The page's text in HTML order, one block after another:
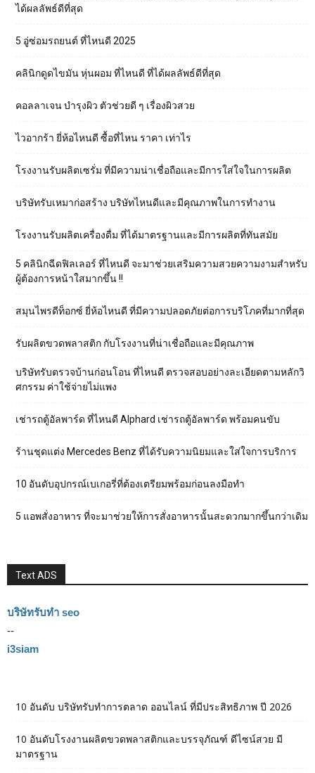
ได้ผลลัพธ์ดีที่สุด
5 อู่ซ่อมรถยนต์ ที่ไหนดี 2025
คลินิกดูดไขมัน หุ่นผอม ที่ไหนดี ที่ได้ผลลัพธ์ดีที่สุด
คอลลาเจน บำรุงผิว ตัวช่วยดี ๆ เรื่องผิวสวย
ไวอากร้า ยี่ห้อไหนดี ซื้อที่ไหน ราคา เท่าไร
โรงงานรับผลิตเซรั่ม ที่มีความน่าเชื่อถือและมีการใส่ใจในการผลิต
บริษัทรับเหมาก่อสร้าง บริษัทไหนดีและมีคุณภาพในการทำงาน
โรงงานรับผลิตเครื่องดื่ม ที่ได้มาตรฐานและมีการผลิตที่ทันสมัย
5 คลินิกฉีดฟิลเลอร์ ที่ไหนดี จะมาช่วยเสริมความสวยความงามสำหรับ
ผู้ต้องการหน้าใสมากขึ้น !!
สมุนไพรดีท็อกซ์ ยี่ห้อไหนดี ที่มีความปลอดภัยต่อการบริโภคที่มากที่สุด
รับผลิตขวดพลาสติก กับโรงงานที่น่าเชื่อถือและมีคุณภาพ
บริษัทรับตรวจบ้านก่อนโอน ที่ไหนดี ตรวจสอบอย่างละเอียดตามหลักวิ
ศกรรม ค่าใช้จ่ายไม่แพง
เช่ารถตู้อัลพาร์ด ที่ไหนดี Alphard เช่ารถตู้อัลพาร์ด พร้อมคนขับ
ร้านชุดแต่ง Mercedes Benz ที่ได้รับความนิยมและใส่ใจการบริการ
10 อันดับอุปกรณ์เบเกอรี่ที่ต้องเตรียมพร้อมก่อนลงมือทำ
5 แอพสั่งอาหาร ที่จะมาช่วยให้การสั่งอาหารนั้นสะดวกมากขึ้นกว่าเดิม
Text ADS
บริษัทรับทำ seo
--
i3siam
10 อันดับ บริษัทรับทำการตลาด ออนไลน์ ที่มีประสิทธิภาพ ปี 2026
10 อันดับโรงงานผลิตขวดพลาสติกและบรรจุภัณฑ์ ดีไซน์สวย มี
มาตรฐาน